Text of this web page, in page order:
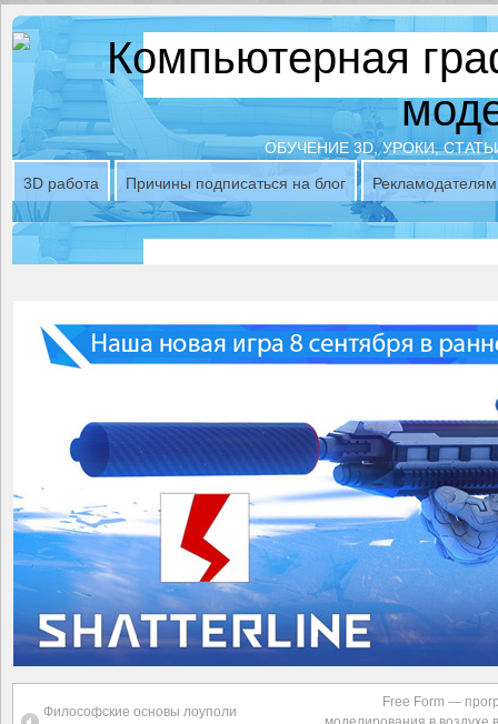
ОБУЧЕНИЕ 3D, УРОКИ,
3D работа
Причины подписаться на блог Рекламодателям
Философские основы лоуполи
Free Form —